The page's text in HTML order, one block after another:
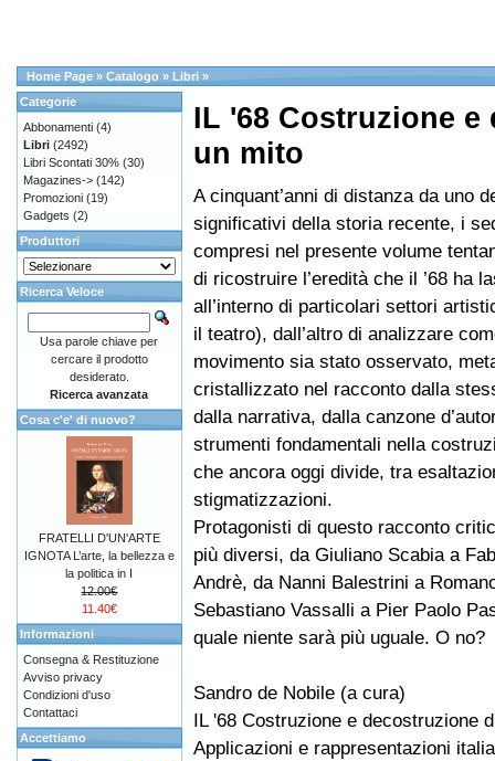
Home Page » Catalogo » Libri »
IL '68 Costruzione
un mito
A cinquant’anni di distanza da uno
significativi della storia recente, i
compresi nel presente volume
di ricostruire l’eredità che il ’68 ha
all’interno di particolari settori
il teatro), dall’altro di analizzare
movimento sia stato osservato,
cristallizzato nel racconto dalla
dalla narrativa, dalla canzone
strumenti fondamentali nella
che ancora oggi divide, tra
stigmatizzazioni.
Protagonisti di questo racconto
più diversi, da Giuliano Scabia a
Andrè, da Nanni Balestrini a
Sebastiano Vassalli a Pier Paolo
quale niente sarà più uguale. O no?
Sandro de Nobile (a cura)
IL '68 Costruzione e decostruzione
Applicazioni e rappresentazioni
Categorie
Abbonamenti (4)
Libri (2492)
Libri Scontati 30% (30)
Magazines-> (142)
Promozioni (19)
Gadgets (2)
Produttori
Ricerca Veloce
Usa parole chiave per
cercare il prodotto
desiderato.
Ricerca avanzata
Cosa c'e' di nuovo?
FRATELLI D'UN'ARTE
IGNOTA L’arte, la bellezza e
la politica in I
12.00€
11.40€
Informazioni
Consegna & Restituzione
Avviso privacy
Condizioni d'uso
Contattaci
Accettiamo